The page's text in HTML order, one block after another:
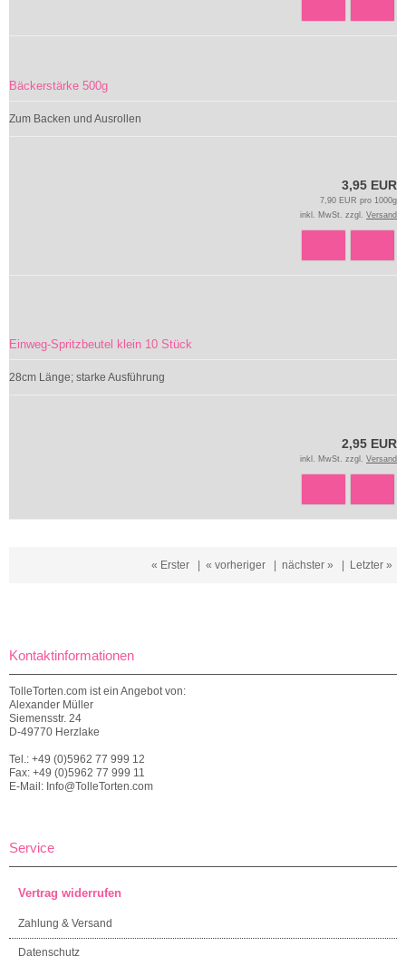
Bäckerstärke 500g
Zum Backen und Ausrollen
3,95 EUR
7,90 EUR pro 1000g
inkl. MwSt. zzgl. Versand
Einweg-Spritzbeutel klein 10 Stück
28cm Länge; starke Ausführung
2,95 EUR
inkl. MwSt. zzgl. Versand
« Erster « vorheriger nächster » Letzter »
Kontaktinformationen
TolleTorten.com ist ein Angebot von:
Alexander Müller
Siemensstr. 24
D-49770 Herzlake
Tel.: +49 (0)5962 77 999 12
Fax: +49 (0)5962 77 999 11
E-Mail: Info@TolleTorten.com
Service
Vertrag widerrufen
Zahlung & Versand
Datenschutz